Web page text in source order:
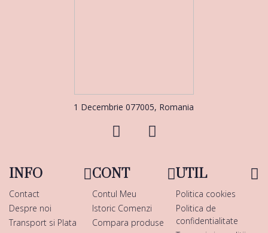
1 Decembrie 077005, Romania
INFO
Contact
Despre noi
Transport si Plata
CONT
Contul Meu
Istoric Comenzi
Compara produse
UTIL
Politica cookies
Politica de
confidentialitate